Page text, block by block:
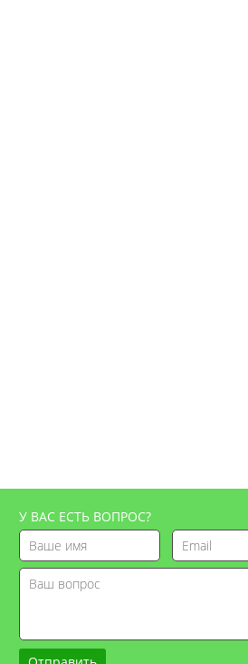
У ВАС ЕСТЬ ВОПРОС?